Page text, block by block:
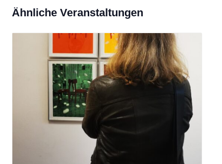
Ähnliche Veranstaltungen